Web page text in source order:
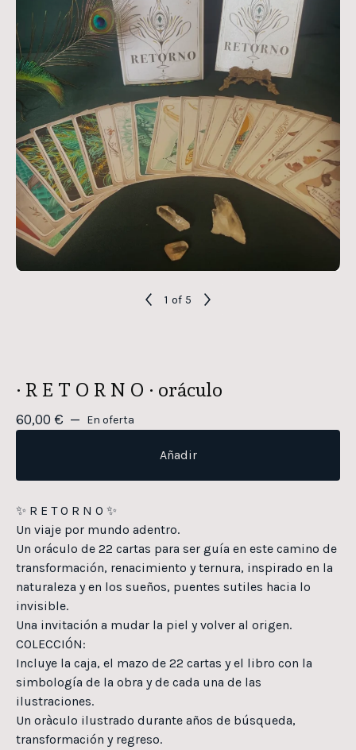
1 of 5
· R E T O R N O · oráculo
60,00 € — En oferta
Añadir
✨ R E T O R N O ✨
Un viaje por mundo adentro.
Un oráculo de 22 cartas para ser guía en este camino de
transformación, renacimiento y ternura, inspirado en la
naturaleza y en los sueños, puentes sutiles hacia lo
invisible.
Una invitación a mudar la piel y volver al origen.
COLECCIÓN:
Incluye la caja, el mazo de 22 cartas y el libro con la
simbología de la obra y de cada una de las
ilustraciones.
Un oràculo ilustrado durante años de búsqueda,
transformación y regreso.